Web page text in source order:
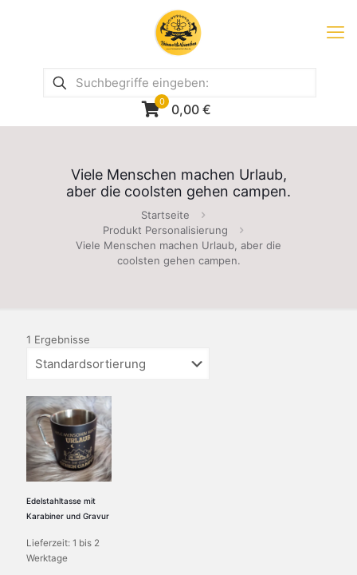
0 0,00 €
Viele Menschen machen Urlaub,
aber die coolsten gehen campen.
Startseite
Produkt Personalisierung
Viele Menschen machen Urlaub, aber die
coolsten gehen campen.
1 Ergebnisse
Edelstahltasse mit
Karabiner und Gravur
Lieferzeit: 1 bis 2
Werktage